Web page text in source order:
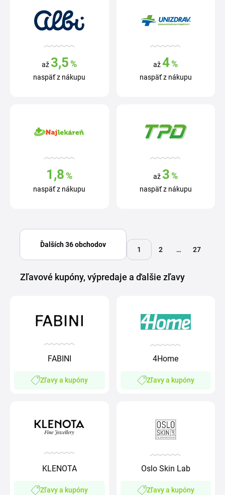
až 3,5 %
naspäť z nákupu
až 4%
naspäť z nákupu
1,8 %
naspäť z nákupu
až 3 %
naspäť z nákupu
Ďalších 36 obchodov
1 2 … 27
Zľavové kupóny, výpredaje a ďalšie zľavy
FABINI
Zľavy a kupóny
4Home
Zľavy a kupóny
KLENOTA
Zľavy a kupóny
Oslo Skin Lab
Zľavy a kupóny